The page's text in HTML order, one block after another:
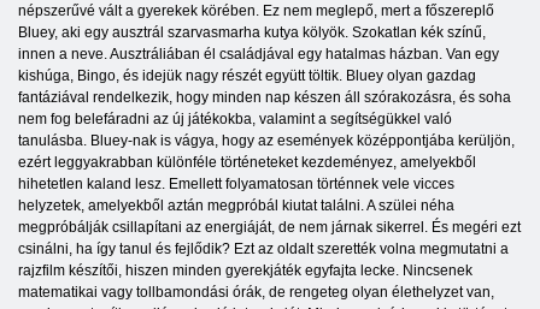
népszerűvé vált a gyerekek körében. Ez nem meglepő, mert a főszereplő
Bluey, aki egy ausztrál szarvasmarha kutya kölyök. Szokatlan kék színű,
innen a neve. Ausztráliában él családjával egy hatalmas házban. Van egy
kishúga, Bingo, és idejük nagy részét együtt töltik. Bluey olyan gazdag
fantáziával rendelkezik, hogy minden nap készen áll szórakozásra, és soha
nem fog belefáradni az új játékokba, valamint a segítségükkel való
tanulásba. Bluey-nak is vágya, hogy az események középpontjába kerüljön,
ezért leggyakrabban különféle történeteket kezdeményez, amelyekből
hihetetlen kaland lesz. Emellett folyamatosan történnek vele vicces
helyzetek, amelyekből aztán megpróbál kiutat találni. A szülei néha
megpróbálják csillapítani az energiáját, de nem járnak sikerrel. És megéri ezt
csinálni, ha így tanul és fejlődik? Ezt az oldalt szerették volna megmutatni a
rajzfilm készítői, hiszen minden gyerekjáték egyfajta lecke. Nincsenek
matematikai vagy tollbamondási órák, de rengeteg olyan élethelyzet van,